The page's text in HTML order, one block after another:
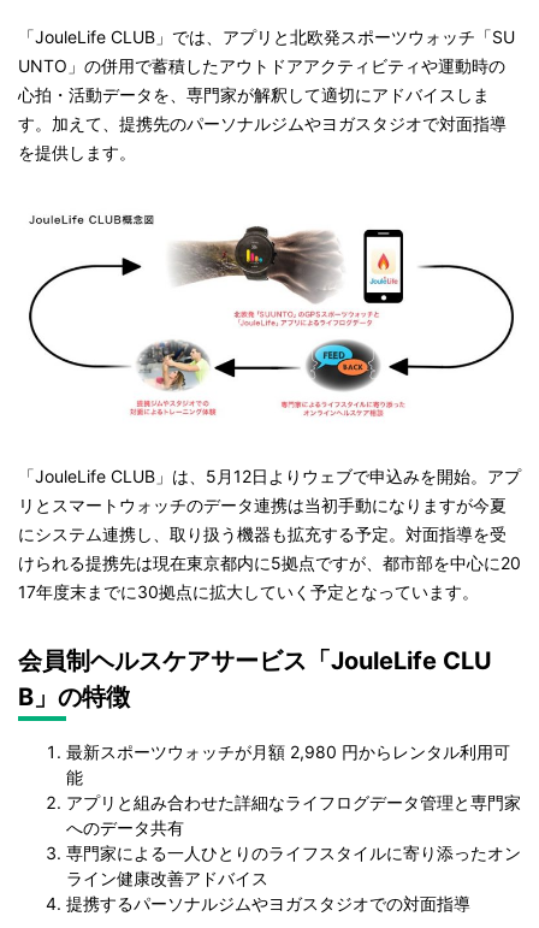
「JouleLife CLUB」では、アプリと北欧発スポーツウォッチ「SU
UNTO」の併用で蓄積したアウトドアアクティビティや運動時の
心拍・活動データを、専門家が解釈して適切にアドバイスしま
す。加えて、提携先のパーソナルジムやヨガスタジオで対面指導
を提供します。
「JouleLife CLUB」は、5月12日よりウェブで申込みを開始。アプ
リとスマートウォッチのデータ連携は当初手動になりますが今夏
にシステム連携し、取り扱う機器も拡充する予定。対面指導を受
けられる提携先は現在東京都内に5拠点ですが、都市部を中心に20
17年度末までに30拠点に拡大していく予定となっています。
会員制ヘルスケアサービス「JouleLife CLU
B」の特徴
最新スポーツウォッチが月額 2,980 円からレンタル利用可
能
アプリと組み合わせた詳細なライフログデータ管理と専門家
へのデータ共有
専門家による一人ひとりのライフスタイルに寄り添ったオン
ライン健康改善アドバイス
提携するパーソナルジムやヨガスタジオでの対面指導